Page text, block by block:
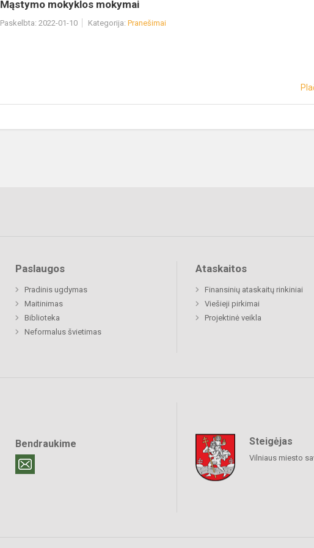
Mąstymo mokyklos mokymai
Paskelbta: 2022-01-10 Kategorija: Pranešimai
Paslaugos
Pradinis ugdymas
Maitinimas
Biblioteka
Neformalus švietimas
Ataskaitos
Finansinių ataskaitų rinkiniai
Viešieji pirkimai
Projektinė veikla
Bendraukime Steigėjas
Vilniaus miesto